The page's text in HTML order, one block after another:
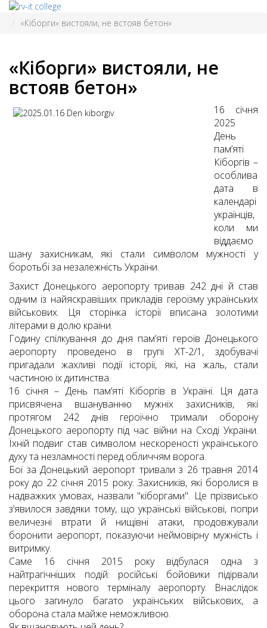
«Кіборги» вистояли, не встояв бетон»
«Кіборги» вистояли, не
встояв бетон»
16 січня
2025
День
пам’яті
Кіборгів –
особлива
дата в
календарі
українців,
коли ми
віддаємо
шану захисникам, які стали символом мужності у
боротьбі за незалежність України.
Захист Донецького аеропорту тривав 242 дні й став
одним із найяскравіших прикладів героїзму українських
військових. Ця сторінка історії вписана золотими
літерами в долю країни.
Годину спілкування до дня памʼяті героїв Донецького
аеропорту проведено в групі ХТ-2/1, здобувачі
пригадали жахливі події історії, які, на жаль, стали
частиною їх дитинства.
16 січня – День пам’яті Кіборгів в Україні. Ця дата
присвячена вшануванню мужніх захисників, які
протягом 242 днів героїчно тримали оборону
Донецького аеропорту під час війни на Сході України.
Їхній подвиг став символом нескореності українського
духу та незламності перед обличчям ворога.
Бої за Донецький аеропорт тривали з 26 травня 2014
року до 22 січня 2015 року. Захисників, які боролися в
надважких умовах, назвали "кіборгами". Це прізвисько
з’явилося завдяки тому, що українські військові, попри
величезні втрати й нищівні атаки, продовжували
боронити аеропорт, показуючи неймовірну мужність і
витримку.
Саме 16 січня 2015 року відбулася одна з
найтрагічніших подій: російські бойовики підірвали
перекриття нового терміналу аеропорту. Внаслідок
цього загинуло багато українських військових, а
оборона стала майже неможливою.